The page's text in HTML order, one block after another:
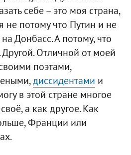
себе – это моя страна,
не потому что Путин и не
Донбасс. А потому, что
Отличной от моей
поэтами,
диссидентами и
в этой стране многое
а как другое. Как
Франции или